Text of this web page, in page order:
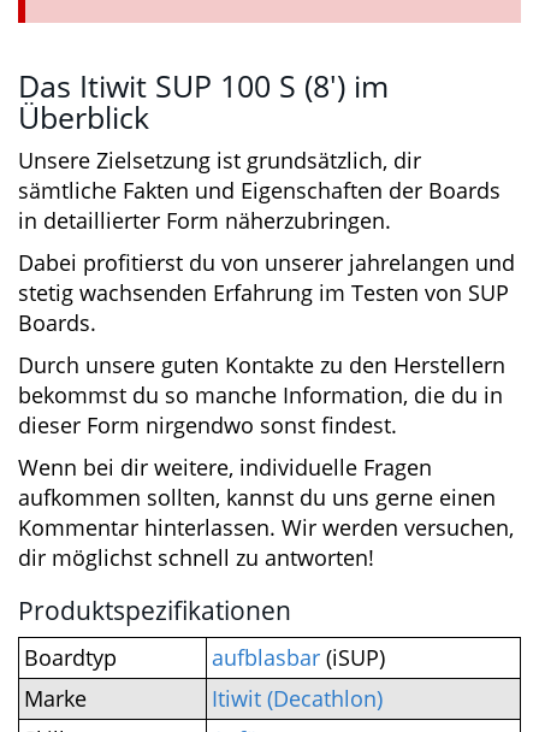
Das Itiwit SUP 100 S (8′) im
Überblick
Unsere Zielsetzung ist grundsätzlich, dir
sämtliche Fakten und Eigenschaften der Boards
in detaillierter Form näherzubringen.
Dabei profitierst du von unserer jahrelangen
und stetig wachsenden Erfahrung im Testen
von SUP Boards.
Durch unsere guten Kontakte zu den
Herstellern bekommst du so manche
Information, die du in dieser Form nirgendwo
sonst findest.
Wenn bei dir weitere, individuelle Fragen
aufkommen sollten, kannst du uns gerne einen
versuchen, dir möglichst schnell zu antworten!
Produktspezifikationen
Boardtyp aufblasbar(iSUP)